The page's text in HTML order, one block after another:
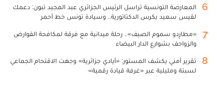
6
المعارضة التونسية تراسل الرئيس الجزائري عبد المجيد تبون: دعمك
لقيس سعيد يكرس الدكتاتورية.. وسيادة تونس خط أحمر
7
«مطارِدو سموم الصيف».. رحلة ميدانية مع فرقة لمكافحة القوارض
والزواحف بشوارع الدار البيضاء
8
تقرير أمني يكشف المستور: «أيادي جزائرية» وجهت الاقتحام الجماعي
لسبتة ومليلية عبر «غرفة قيادة رقمية»